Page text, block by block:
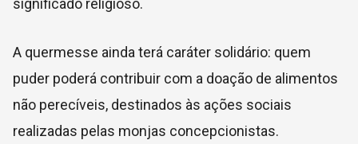
significado religioso.
A quermesse ainda terá caráter solidário: quem
puder poderá contribuir com a doação de alimentos
não perecíveis, destinados às ações sociais
realizadas pelas monjas concepcionistas.